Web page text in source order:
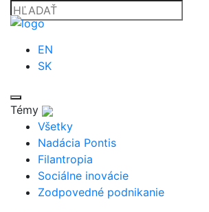
EN
SK
Témy
Všetky
Nadácia Pontis
Filantropia
Sociálne inovácie
Zodpovedné podnikanie